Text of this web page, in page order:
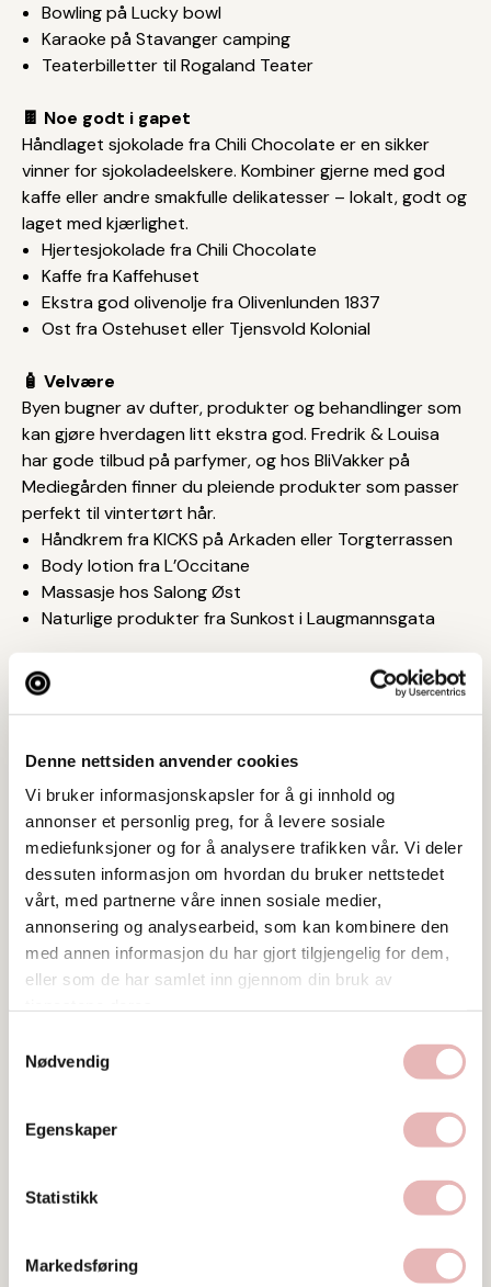
Denne nettsiden anvender cookies
Vi bruker informasjonskapsler for å gi innhold og
annonser et personlig preg, for å levere sosiale
mediefunksjoner og for å analysere trafikken vår. Vi deler
dessuten informasjon om hvordan du bruker nettstedet
vårt, med partnerne våre innen sosiale medier,
annonsering og analysearbeid, som kan kombinere den
med annen informasjon du har gjort tilgjengelig for dem,
eller som de har samlet inn gjennom din bruk av
Nødvendig
Egenskaper
Statistikk
Markedsføring
Bowling på Lucky bowl
Karaoke på Stavanger camping
Teaterbilletter til Rogaland Teater
🍫 Noe godt i gapet
Håndlaget sjokolade fra Chili Chocolate er en sikker
vinner for sjokoladeelskere. Kombiner gjerne med god
kaffe eller andre smakfulle delikatesser – lokalt, godt og
laget med kjærlighet.
Hjertesjokolade fra Chili Chocolate
Kaffe fra Kaffehuset
Ekstra god olivenolje fra Olivenlunden 1837
Ost fra Ostehuset eller Tjensvold Kolonial
🧴 Velvære
Byen bugner av dufter, produkter og behandlinger som
kan gjøre hverdagen litt ekstra god. Fredrik & Louisa
har gode tilbud på parfymer, og hos BliVakker på
Mediegården finner du pleiende produkter som passer
perfekt til vintertørt hår.
Håndkrem fra KICKS på Arkaden eller Torgterrassen
Body lotion fra L’Occitane
Massasje hos Salong Øst
Naturlige produkter fra Sunkost i Laugmannsgata
🏡 Noe fint til hjemmet
Det er alltid hyggelig med noe nytt å pynte med. I
Brødrene Pedersen har garantert noe som passer
Duftlys fra Tønessen
En fin kopp fra Norli eller Ark
En morsom vase fra Things With A Story
En vakker duk fra Husfliden
👗 Klær
Stavanger sentrum byr på et bredt utvalg butikker.
Kanskje en myk pysj, en fin topp eller behagelige
koseklær står øverst på ønskelisten?
En vakker genser fra Angel Mote
Koseklær fra Gina Tricot